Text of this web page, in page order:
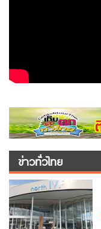
ข่าวทั่วไทย